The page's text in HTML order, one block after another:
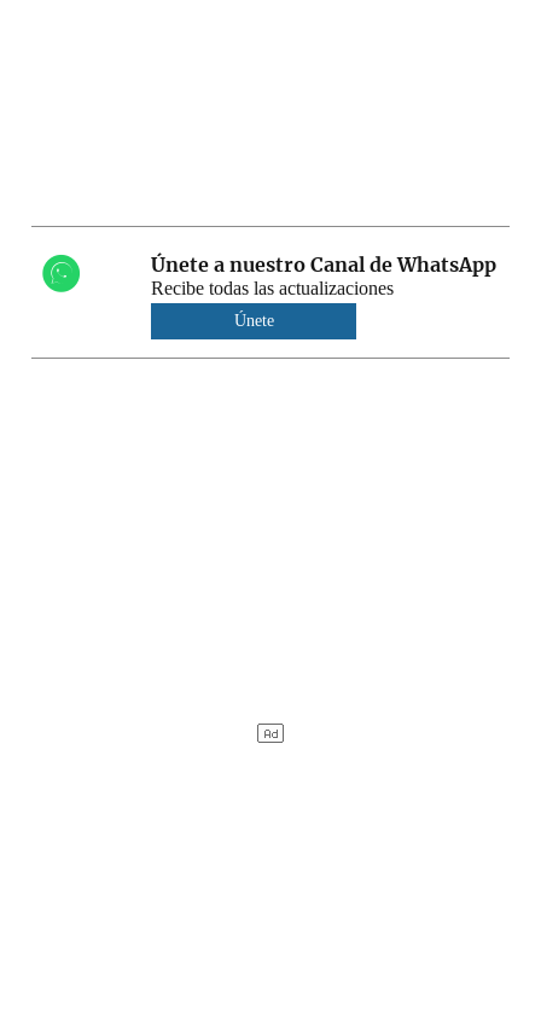
Únete a nuestro Canal de WhatsApp
Recibe todas las actualizaciones
Únete